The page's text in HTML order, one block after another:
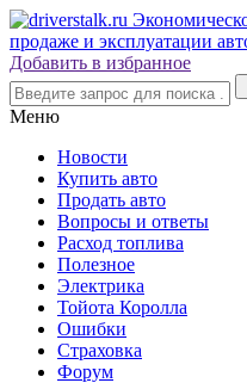
Добавить в избранное
Меню
Новости
Купить авто
Продать авто
Вопросы и ответы
Расход топлива
Полезное
Электрика
Тойота Королла
Ошибки
Страховка
Форум